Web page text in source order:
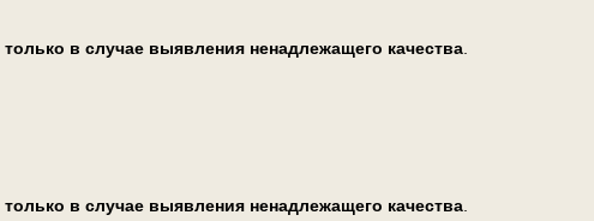
только в случае выявления ненадлежащего качества.
только в случае выявления ненадлежащего качества.